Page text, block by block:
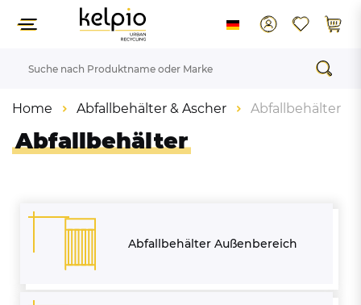
Home Abfallbehälter & Ascher Abfallbehälter
Abfallbehälter
Abfallbehälter Außenbereich